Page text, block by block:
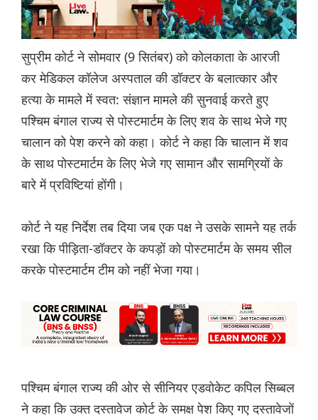
सुप्रीम कोर्ट ने सोमवार (9 सितंबर) को कोलकाता के आरजी
कर मेडिकल कॉलेज अस्पताल की डॉक्टर के बलात्कार और
हत्या के मामले में स्वत: संज्ञान मामले की सुनवाई करते हुए
पश्चिम बंगाल राज्य से पोस्टमार्टम के लिए शव के साथ भेजे गए
चालान को पेश करने को कहा। कोर्ट ने कहा कि चालान में शव
के साथ पोस्टमार्टम के लिए भेजे गए सामान और सामग्रियों के
बारे में प्रविष्टियां होंगी।
कोर्ट ने यह निर्देश तब दिया जब एक पक्ष ने उसके सामने यह तर्क
रखा कि पीड़िता-डॉक्टर के कपड़ों को पोस्टमार्टम के समय सील
करके पोस्टमार्टम टीम को नहीं भेजा गया।
पश्चिम बंगाल राज्य की ओर से सीनियर एडवोकेट कपिल सिब्बल
ने कहा कि उक्त दस्तावेज कोर्ट के समक्ष पेश किए गए दस्तावेजों